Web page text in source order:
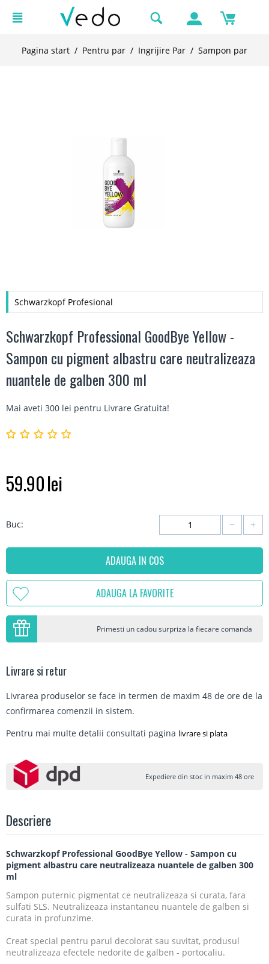
Pagina start / Pentru par / Ingrijire Par / Sampon par
Schwarzkopf Profesional
Schwarzkopf Professional GoodBye Yellow -
Sampon cu pigment albastru care neutralizeaza
nuantele de galben 300 ml
Mai aveti 300 lei pentru Livrare Gratuita!
59.90lei
Buc: +
−
ADAUGA IN COS
ADAUGA LA FAVORITE
Primesti un cadou surpriza la fiecare comanda
Livrare si retur
Livrarea produselor se face in termen de maxim 48 de ore de la
confirmarea comenzii in sistem.
Pentru mai multe detalii consultati pagina livrare si plata
Expediere din stoc in maxim 48 ore
Descriere
Schwarzkopf Professional GoodBye Yellow - Sampon cu
pigment albastru care neutralizeaza nuantele de galben 300
ml
Sampon puternic pigmentat ce neutralizeaza si curata, fara
sulfati SLS. Neutralizeaza instantaneu nuantele de galben si
curata in profunzime.
Creat special pentru parul decolorat sau suvitat, produsul
neutralizeaza efectele nedorite de galben - portocaliu.